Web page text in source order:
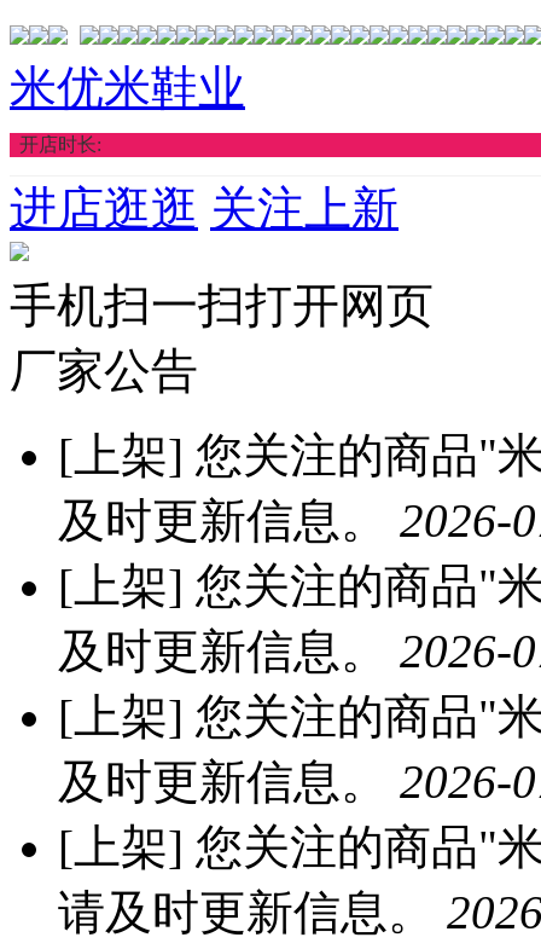
米优米鞋业
开店时长:
进店逛逛 关注上新
手机扫一扫打开网页
厂家公告
[上架] 您关注的商品"
及时更新信息。 2026-
[上架] 您关注的商品"
及时更新信息。 2026-
[上架] 您关注的商品"
及时更新信息。 2026-
[上架] 您关注的商品"
请及时更新信息。